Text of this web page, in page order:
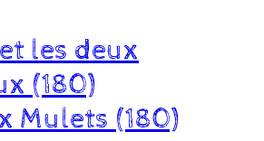
les deux
(180)
Mulets (180)